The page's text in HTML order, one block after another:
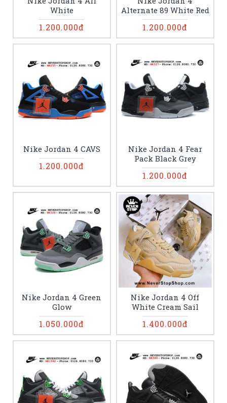
White
1.200.000đ
Alternate 89 White Red
1.200.000đ
Nike Jordan 4 CAVS
1.200.000đ
Nike Jordan 4 Fear
Pack Black Grey
1.200.000đ
Nike Jordan 4 Green
Glow
1.050.000đ
Nike Jordan 4 Off
White Cream Sail
1.400.000đ